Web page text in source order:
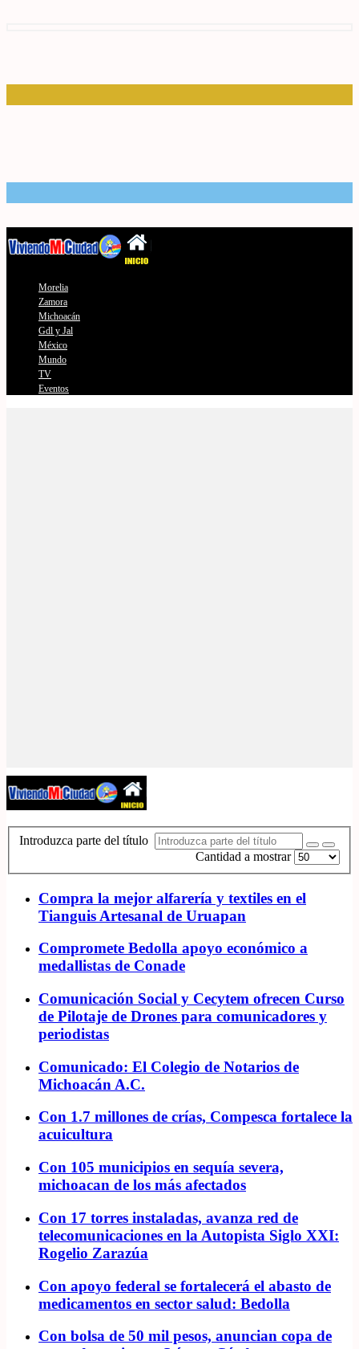
Morelia
Zamora
Michoacán
Gdl y Jal
México
Mundo
TV
Eventos
Introduzca parte del título
Cantidad a mostrar
Compra la mejor alfarería y textiles en el
Tianguis Artesanal de Uruapan
Compromete Bedolla apoyo económico a
medallistas de Conade
Comunicación Social y Cecytem ofrecen Curso
de Pilotaje de Drones para comunicadores y
periodistas
Comunicado: El Colegio de Notarios de
Michoacán A.C.
Con 1.7 millones de crías, Compesca fortalece la
acuicultura
Con 105 municipios en sequía severa,
michoacan de los más afectados
Con 17 torres instaladas, avanza red de
telecomunicaciones en la Autopista Siglo XXI:
Rogelio Zarazúa
Con apoyo federal se fortalecerá el abasto de
medicamentos en sector salud: Bedolla
Con bolsa de 50 mil pesos, anuncian copa de